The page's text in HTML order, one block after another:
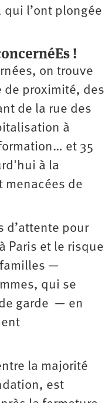
l’ont plongée
!
on trouve
de proximité, des
de la rue des
à
et 35
à la
menacées de
d’attente pour
Paris et le risque
—
qui se
garde — en
la majorité
est